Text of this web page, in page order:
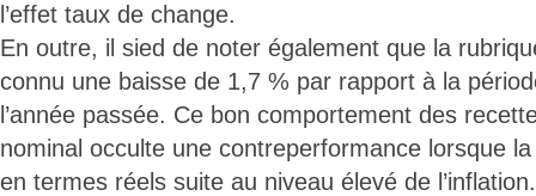
l’effet taux de change.
En outre, il sied de noter également que la
connu une baisse de 1,7 % par rapport à la
l’année passée. Ce bon comportement des
nominal occulte une contreperformance lorsque
en termes réels suite au niveau élevé de